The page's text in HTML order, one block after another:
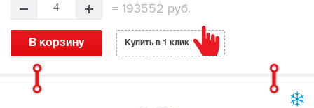
4 =193552 руб.
В корзину Купить в 1 клик